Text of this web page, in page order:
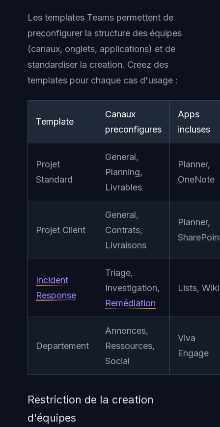
Les templates Teams permettent de
preconfigurer la structure des équipes
(canaux, onglets, applications) et de
standardiser la creation. Creez des
templates pour chaque cas d'usage :
Template
Canaux
preconfigures
Apps
incluses
Projet
Standard
General,
Planning,
Livrables
Planner,
OneNote
Projet Client
General,
Contrats,
Livraisons
Planner,
Incident
Response
Triage,
Investigation,
Remédiation
Lists, Wiki
Departement
Annonces,
Ressources,
Social
Viva
Engage
Restriction de la creation
d'équipes